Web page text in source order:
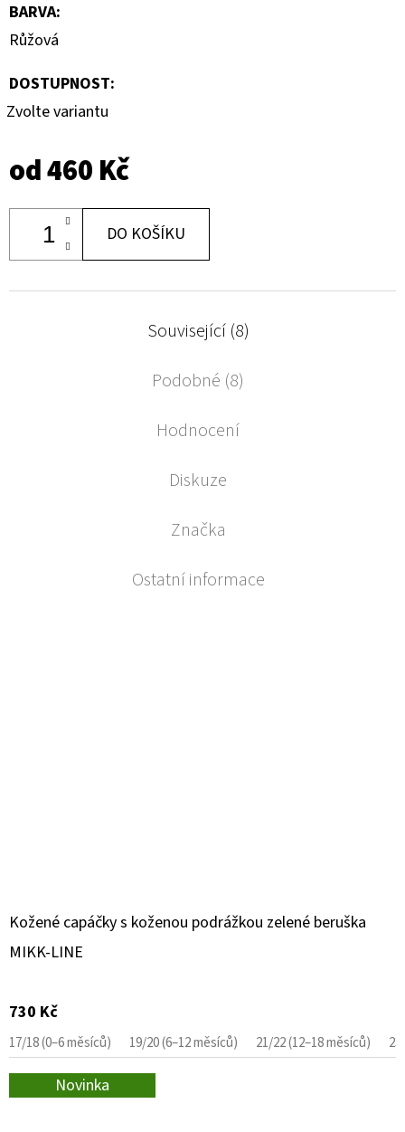
BARVA:
Růžová
DOSTUPNOST:
Zvolte variantu
od460 Kč
DO KOŠÍKU
Související (8)
Podobné (8)
Hodnocení
Diskuze
Značka
Ostatní informace
Kožené capáčky s koženou podrážkou zelené beruška
MIKK-LINE
730 Kč
17/18 (0–6 měsíců) 19/20 (6–12 měsíců) 21/22 (12–18 měsíců)
Novinka